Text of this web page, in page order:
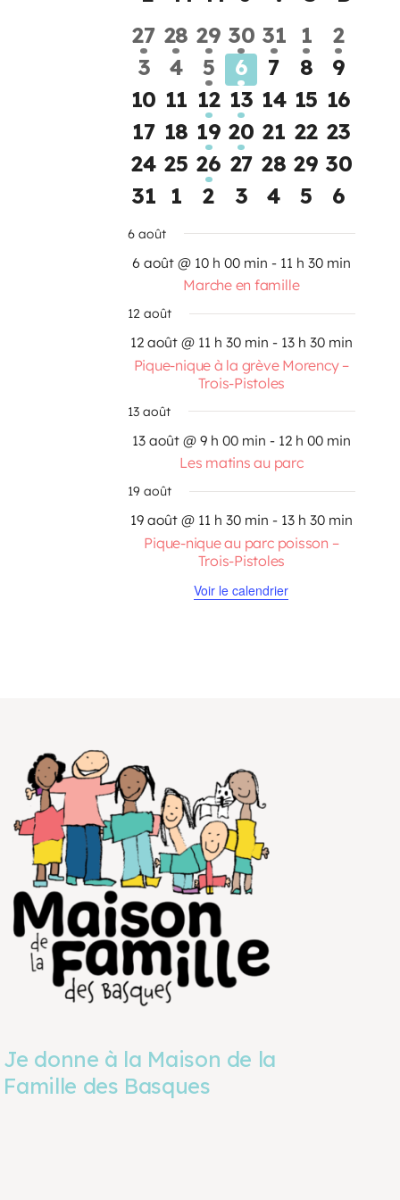
de
Évènements
1
évènement
27 1
évènement
28 1
évènement
29 1
évènement
30 1
évènement
31 1
1
1
2
0
évènements
3
0
évènements
4
1
évènement
5
1
évènement
6
0
évènements
7
0
8
0
9
0
évènements
10 0
évènements
11 1
évènement
12 1
évènement
13 0
évènements
14 0
15 0
16
0
évènements
17 0
évènements
18 1
évènement
19 1
évènement
20 0
évènements
21 0
22 0
23
0
évènements
24 0
évènements
25 1
évènement
26 0
évènements
27 0
évènements
28 0
29 0
30
0
31 0
1
0
2
0
3
0
4
0
5
0
6
6 août
6 août @ 10 h 00 min - 11 h 30 min
Marche en famille
12 août
12 août @ 11 h 30 min - 13 h 30 min
Pique-nique à la grève Morency –
Trois-Pistoles
13 août
13 août @ 9 h 00 min - 12 h 00 min
Les matins au parc
19 août
19 août @ 11 h 30 min - 13 h 30 min
Pique-nique au parc poisson –
Trois-Pistoles
Voir le calendrier
Je donne à la Maison de la
Famille des Basques